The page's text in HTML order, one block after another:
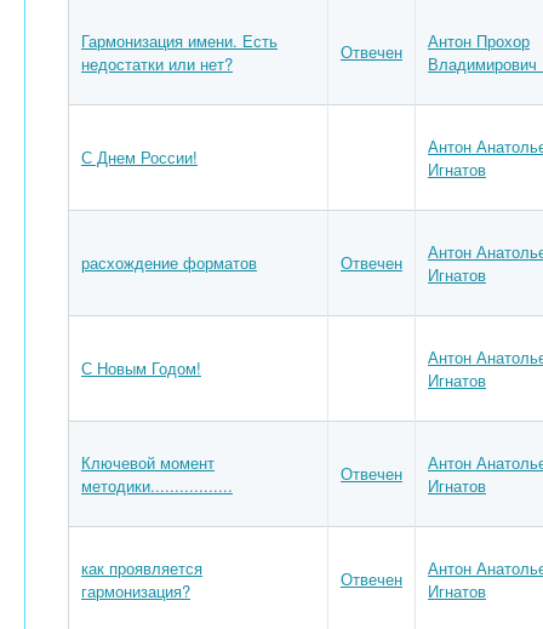
Гармонизация имени. Есть
недостатки или нет?
Отвечен
Антон Прохор
Владимирович
С Днем России!
Антон
Игнатов
расхождение форматов Отвечен
Антон
Игнатов
С Новым Годом!
Антон
Игнатов
Ключевой момент
методики.................
Отвечен
Антон
Игнатов
как проявляется
гармонизация?
Отвечен
Антон
Игнатов